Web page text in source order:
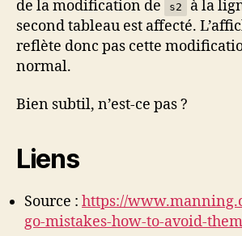
de la modification de s2
à la
second tableau est affecté.
reflète donc pas cette
normal.
Bien subtil, n’est-ce pas ?
Liens
Source : https://
go-mistakes-how-to-avoid-them